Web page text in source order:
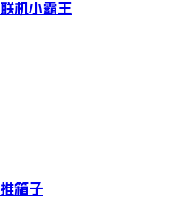
联机小霸王
推箱子